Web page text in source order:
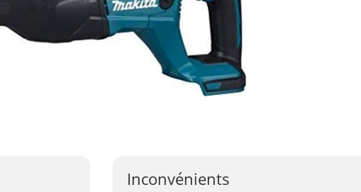
Inconvénients